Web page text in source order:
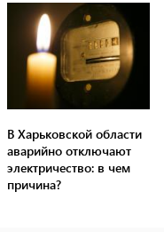
В Харьковской области
аварийно отключают
электричество: в чем
причина?